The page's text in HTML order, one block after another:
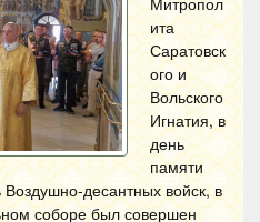
ита
Саратовск
ого и
Вольского
Игнатия, в
день
памяти
десантных войск, в
соборе был совершен